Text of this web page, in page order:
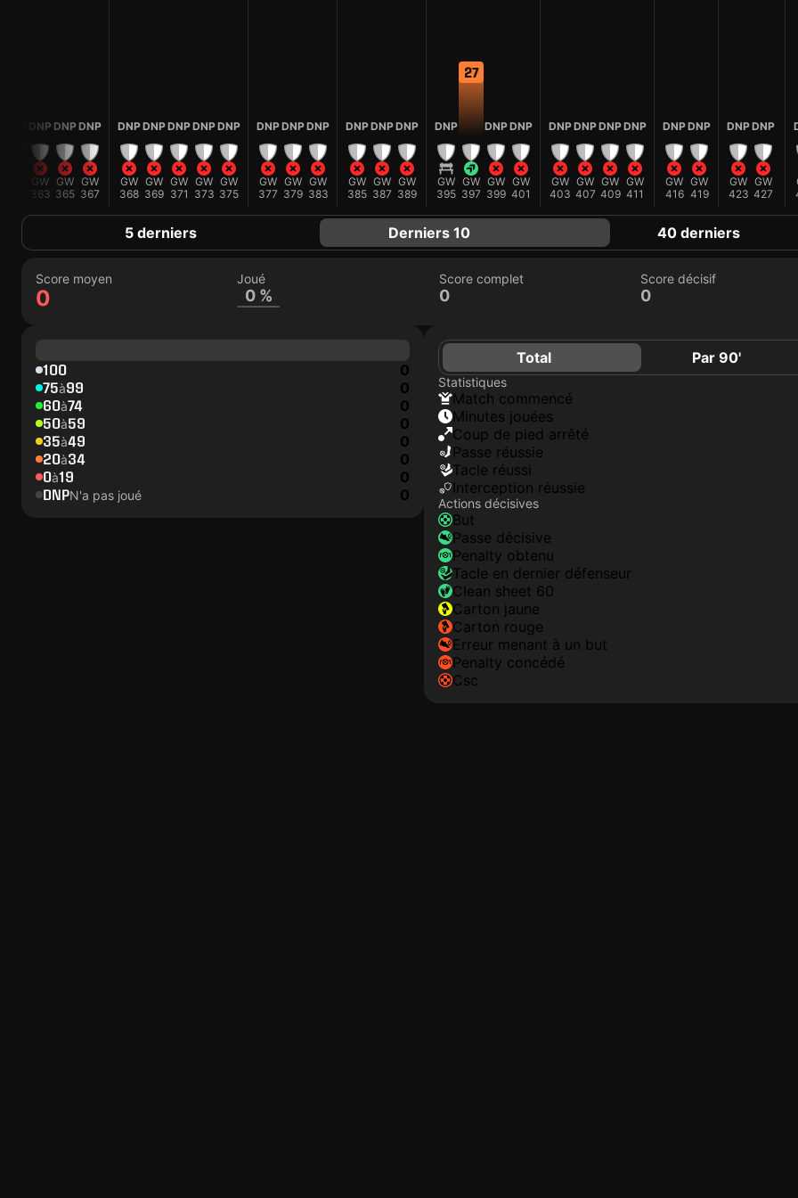
DNP
GW
363
DNP
GW
365
DNP
GW
367
DNP
GW
368
DNP
GW
369
DNP
GW
371
DNP
GW
373
DNP
GW
375
DNP
GW
377
DNP
GW
379
DNP
GW
383
DNP
GW
385
DNP
GW
387
DNP
GW
389
DNP
GW
395
27
GW
397
DNP
GW
399
DNP
GW
401
DNP
GW
403
DNP
GW
407
DNP
GW
409
DNP
GW
411
DNP
GW
416
DNP
GW
419
DNP
GW
423
DNP
GW
427
5 derniers Derniers 10 40 derniers
Score moyen
0
Joué
0 %
Score complet
0
Score décisif
0
100 0
75à99 0
60à74 0
50à59 0
35à49 0
20à34 0
0à19 0
DNPN'a pas joué 0
Total Par 90'
Statistiques
match commencé
minutes jouées
coup de pied arrêté
Passe réussie
tacle réussi
interception réussie
Actions décisives
but
passe décisive
penalty obtenu
tacle en dernier défenseur
clean sheet 60
carton jaune
carton rouge
erreur menant à un but
penalty concédé
csc